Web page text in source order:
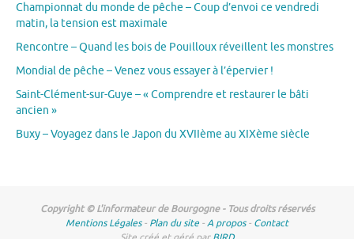
Championnat du monde de pêche – Coup d’envoi ce vendredi
matin, la tension est maximale
Rencontre – Quand les bois de Pouilloux réveillent les monstres
Mondial de pêche – Venez vous essayer à l’épervier !
Saint-Clément-sur-Guye – « Comprendre et restaurer le bâti
ancien »
Buxy – Voyagez dans le Japon du XVIIème au XIXème siècle
Copyright © L'informateur de Bourgogne - Tous droits réservés
Mentions Légales- Plan du site -A propos- Contact